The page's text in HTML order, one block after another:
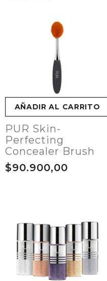
AÑADIR AL CARRITO
PUR Skin-
Perfecting
Concealer Brush
$90.900,00